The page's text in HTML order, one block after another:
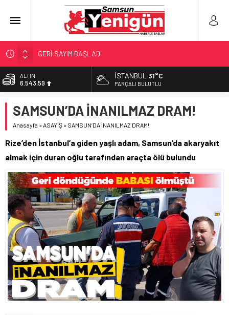
GERİ SAYIM BAŞLADI
SAMSUNSPOR’DA HEDEF 5’İNCİLİK!
‘BAFRA’YA YATIRIM YAPIN!’
YÖNETİCİ SEÇERKEN YAPILAN EN BÜYÜK HATALAR
ALTIN
6.543,59
13.798,82
DOLAR
55,0063
İSTANBUL 31°C
PARÇALI BULUTLU
SAMSUN’DA İNANILMAZ DRAM!
Anasayfa »ASAYİŞ » SAMSUN’DA İNANILMAZ DRAM!
Rize’den İstanbul’a giden yaşlı adam, Samsun’da akaryakıt
almak için duran oğlu tarafından araçta ölü bulundu